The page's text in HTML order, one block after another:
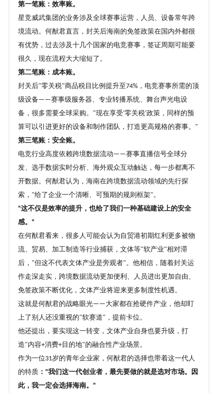
第一笔账：效率账。
星竞威武集团的业务涉及全球赛事运营，人员、设备常年跨
境流动。何猷君直言，封关后海南的免签政策在国内外都很
有优势，过去涉及十几个国家的电竞赛事，签证周期可能要
很久，现在流程大大缩短了。
第二笔账：成本账。
封关后"零关税"商品税目比例提升至74%，电竞赛事所需的顶
级设备——赛事级服务器、专业转播系统、舞台声光电设
备，很多需要全球采购。 "现在享受'零关税'政策，同样的预
算可以引进更好的设备和制作团队，打造更高规格的赛事。 "
第三笔账：安全账。
电竞行业高度依赖跨境数据流动——赛事直播信号全球分
发、选手数据实时分析、海外观众互动触达，每一步都离不
开数据。何猷君认为，海南在跨境数据流动领域的先行探
索， "给了企业一个清晰、可预期的规则框架"。
"这不仅是效率的提升，也给了我们一种基础建设上的安全
感。 "
在何猷君看来，很多人可能会认为自贸港初期红利更多被物
流、贸易、加工制造等行业捕获，文体等"软产业"相对滞
后， "但这不代表文体产业是旁观者"。他相信，随着封关运
作走深走实，跨境数据流动更加便利、人员进出更加自由、
免签政策不断优化，文体产业将迎来更多制度性机遇。
这就是何猷君的战略眼光——大家都在抢硬件产业，他却盯
上了别人还没重视的"软赛道" ，提前卡位。
他还提出，要实现这一转变，文体产业自身也要升级，打
造"内容+消费+目的地"的融合性产业场景。
作为一位31岁的青年企业家，何猷君的选择也带着这一代人
的特质： "我们这一代创业者，最先要做的就是选对市场。因
此，我一定会选择海南。 "